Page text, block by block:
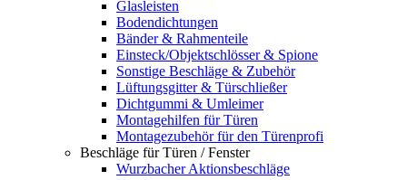
Glasleisten
Bodendichtungen
Bänder & Rahmenteile
Einsteck/Objektschlösser & Spione
Sonstige Beschläge & Zubehör
Lüftungsgitter & Türschließer
Dichtgummi & Umleimer
Montagehilfen für Türen
Montagezubehör für den Türenprofi
Beschläge für Türen / Fenster
Wurzbacher Aktionsbeschläge